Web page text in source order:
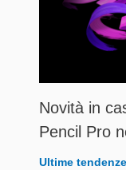
Novità in
Pencil Pro
Ultime